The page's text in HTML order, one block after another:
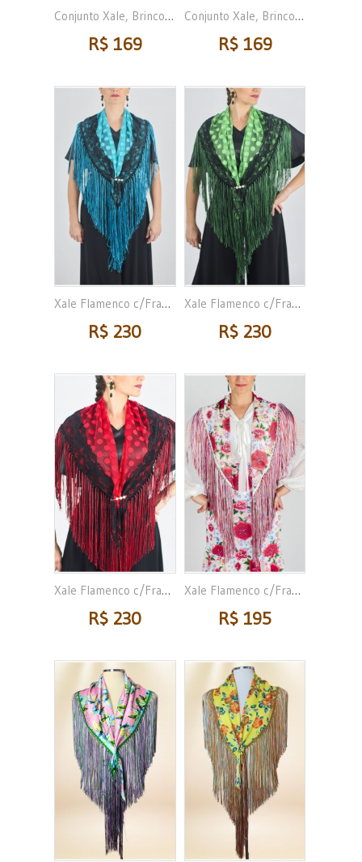
Conjunto Xale, Brincos e...
R$ 169
Conjunto Xale, Brincos e...
R$ 169
Xale Flamenco c/Franja
R$ 230
Xale Flamenco c/Franja
R$ 230
Xale Flamenco c/Franja
R$ 230
Xale Flamenco c/Franja
R$ 195